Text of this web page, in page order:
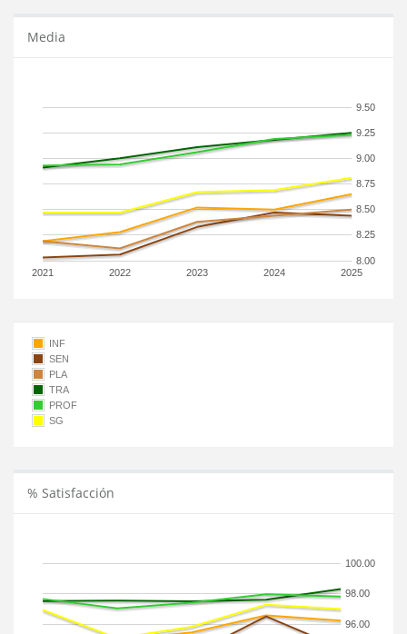
Media
2021 2022 2023 2024 2025
8.00
8.25
8.50
8.75
9.00
9.25
9.50
INF
SEN
PLA
TRA
PROF
SG
% Satisfacción
96.00
98.00
100.00